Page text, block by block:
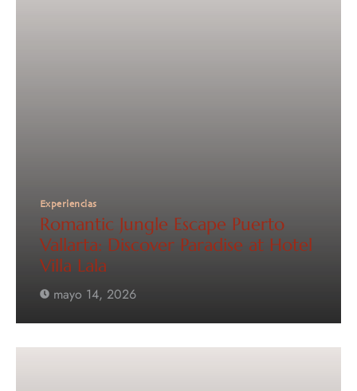
Experiencias
Romantic Jungle Escape Puerto
Vallarta: Discover Paradise at Hotel
Villa Lala
mayo 14, 2026